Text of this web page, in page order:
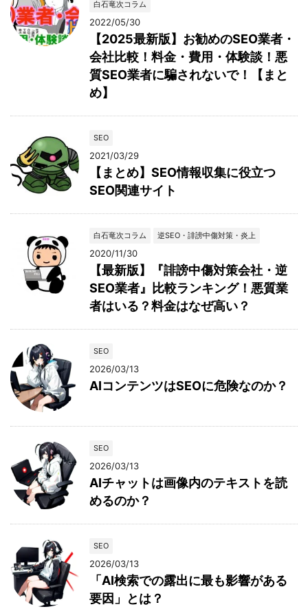
白石竜次コラム
2022/05/30
【2025最新版】お勧めのSEO業者・
会社比較！料金・費用・体験談！悪
質SEO業者に騙されないで！【まと
め】
SEO
2021/03/29
【まとめ】SEO情報収集に役立つ
SEO関連サイト
白石竜次コラム 逆SEO・誹謗中傷対策・炎上
2020/11/30
【最新版】『誹謗中傷対策会社・逆
SEO業者』比較ランキング！悪質業
者はいる？料金はなぜ高い？
SEO
2026/03/13
AIコンテンツはSEOに危険なのか？
SEO
2026/03/13
AIチャットは画像内のテキストを読
めるのか？
SEO
2026/03/13
「AI検索での露出に最も影響がある
要因」とは？